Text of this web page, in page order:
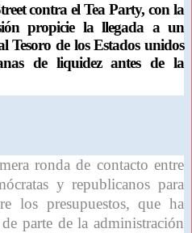
contra el Tea Party, con la
propicie la llegada a un
Tesoro de los Estados unidos
de liquidez antes de la
ronda de contacto entre
y republicanos para
los presupuestos, que ha
parte de la administración